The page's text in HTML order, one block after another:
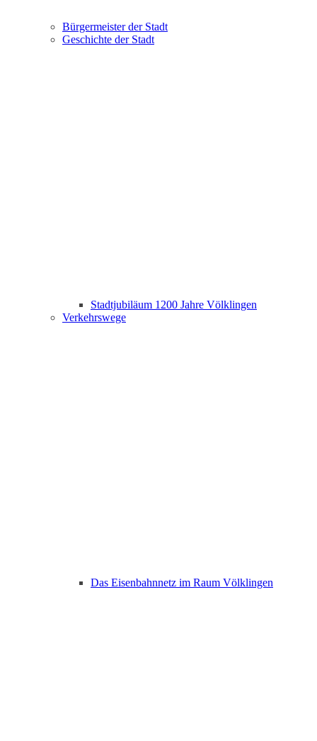
Bürgermeister der Stadt
Geschichte der Stadt
Stadtjubiläum 1200 Jahre Völklingen
Verkehrswege
Das Eisenbahnnetz im Raum Völklingen